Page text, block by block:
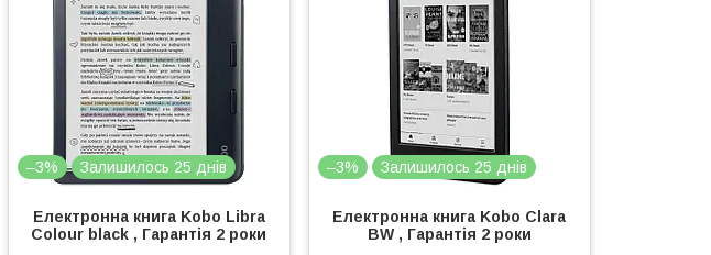
–3% Залишилось 25 днів
Електронна книга Kobo Libra
Colour black , Гарантія 2 роки
–3% Залишилось 25 днів
Електронна книга Kobo Clara
BW , Гарантія 2 роки